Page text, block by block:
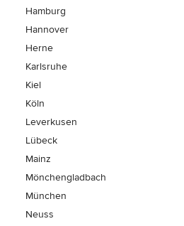
Hamburg
Hannover
Herne
Karlsruhe
Kiel
Köln
Leverkusen
Lübeck
Mainz
Mönchen­gladbach
München
Neuss